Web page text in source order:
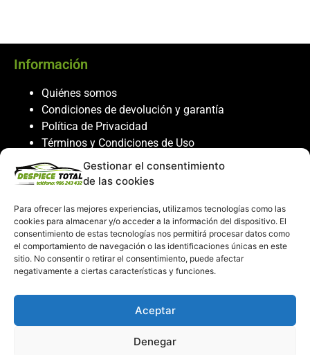
Gestionar el consentimiento
de las cookies
Para ofrecer las mejores experiencias, utilizamos tecnologías como las
cookies para almacenar y/o acceder a la información del dispositivo. El
consentimiento de estas tecnologías nos permitirá procesar datos como
el comportamiento de navegación o las identificaciones únicas en este
sitio. No consentir o retirar el consentimiento, puede afectar
negativamente a ciertas características y funciones.
Aceptar
Denegar
Información
Quiénes somos
Condiciones de devolución y garantía
Política de Privacidad
Términos y Condiciones de Uso
Política de Cookies
Servicio al cliente
Contacto
986 243 432
608 867 074
recambiosdespiecetotal@gmail.com
Mi cuenta
Mi Cuenta